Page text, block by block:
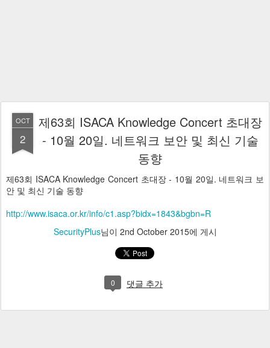
OCT
2
제63회 ISACA Knowledge Concert 초대장
- 10월 20일. 네트워크 보안 및 최신 기술
동향
제63회 ISACA Knowledge Concert 초대장 - 10월 20일. 네트워크 보
안 및 최신 기술 동향
http://www.isaca.or.kr/info/c1.asp?bidx=1843&bgbn=R
SecurityPlus님이 2nd October 2015에 게시
0 댓글 추가